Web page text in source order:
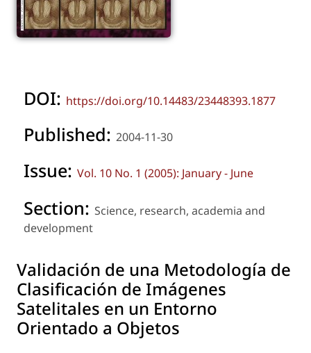
DOI: https://doi.org/10.14483/23448393.1877
Published: 2004-11-30
Issue: Vol. 10 No. 1 (2005): January - June
Section: Science, research, academia and
development
Validación de una Metodología de
Clasificación de Imágenes
Satelitales en un Entorno
Orientado a Objetos